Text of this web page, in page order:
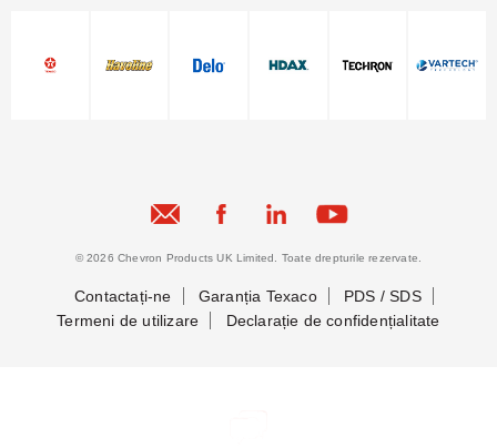
© 2026 Chevron Products UK Limited. Toate drepturile rezervate.
Contactați-ne Garanția Texaco
PDS / SDS
Termeni de utilizare
Declarație de confidențialitate